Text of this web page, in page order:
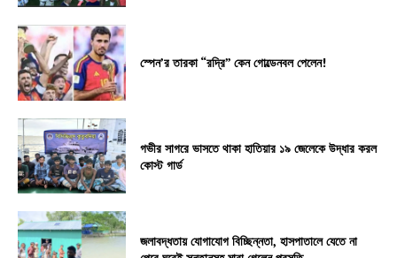
স্পেন’র তারকা “রদ্রি” কেন গোল্ডেনবল পেলেন!
গভীর সাগরে ভাসতে থাকা হাতিয়ার ১৯ জেলেকে উদ্ধার করল
কোস্ট গার্ড
জলাবদ্ধতায় যোগাযোগ বিচ্ছিন্নতা, হাসপাতালে যেতে না